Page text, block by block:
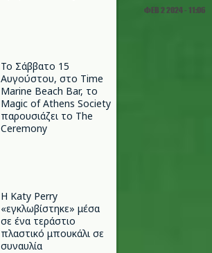
Το Σάββατο 15
Αυγούστου, στο Time
Marine Beach Bar, το
Magic of Athens Society
παρουσιάζει το The
Ceremony
H Katy Perry
«εγκλωβίστηκε» μέσα
σε ένα τεράστιο
πλαστικό μπουκάλι σε
συναυλία
ΦΕΒ 2 2024 - 11:06